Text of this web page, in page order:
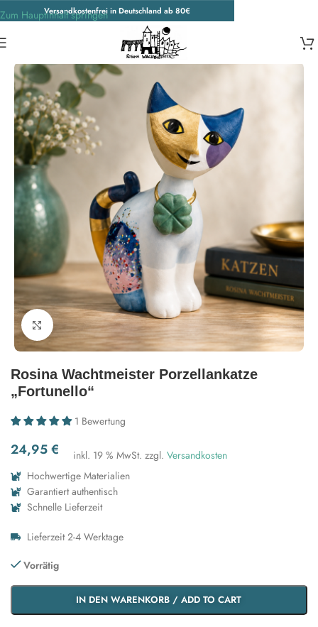
Versandkostenfrei in Deutschland ab 80€
Zum Hauptinhalt springen
Zum Vergrößern klicken
Rosina Wachtmeister Porzellankatze
„Fortunello“
1 Bewertung
24,95€ inkl. 19 % MwSt. zzgl. Versandkosten
Hochwertige Materialien
Garantiert authentisch
Schnelle Lieferzeit
Lieferzeit 2-4 Werktage
Vorrätig
IN DEN WARENKORB / ADD TO CART